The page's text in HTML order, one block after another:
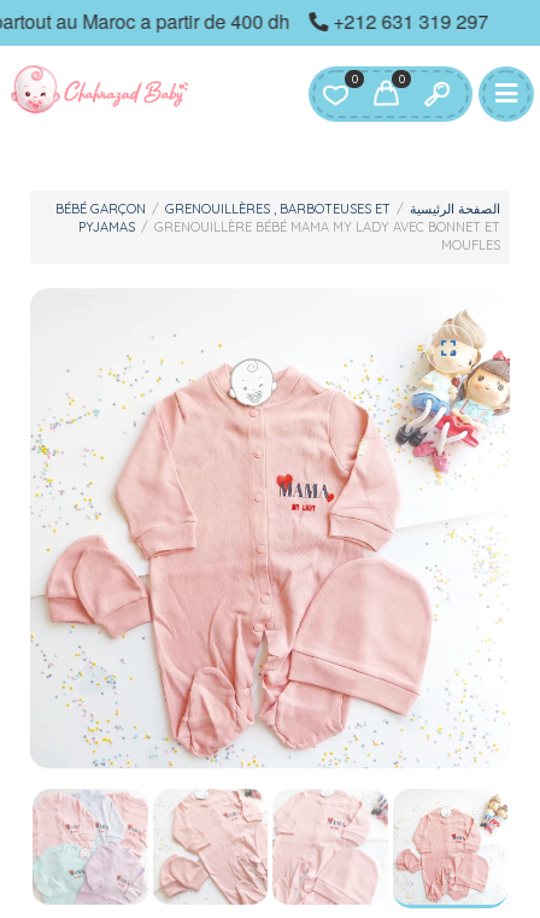
au Maroc a partir de 400 dh +212 631 319 297
0
0
الصفحة الرئيسية /
BÉBÉ GARÇON / GRENOUILLÈRES , BARBOTEUSES ET
PYJAMAS / GRENOUILLÈRE BÉBÉ MAMA MY LADY AVEC BONNET ET
MOUFLES
🔍